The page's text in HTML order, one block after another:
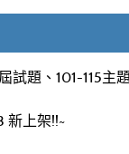
試題、101-115主
新上架!!~